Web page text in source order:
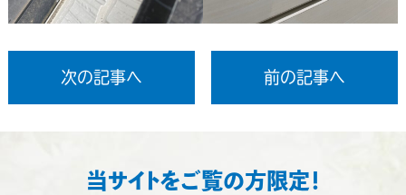
次の記事へ 前の記事へ
当サイトをご覧の方限定！